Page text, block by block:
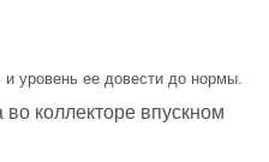
уровень ее довести до нормы.
коллекторе впускном